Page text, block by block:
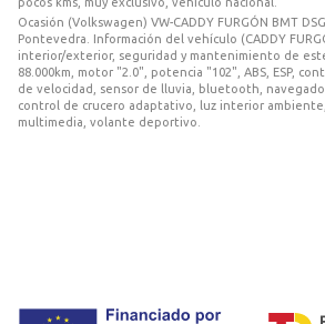
Ocasión (Volkswagen) VW-CADDY FURGÓN BMT
Pontevedra. Información del vehículo (CADDY
interior/exterior, seguridad y mantenimiento de
88.000km, motor "2.0", potencia "102", ABS, ESP,
de velocidad, sensor de lluvia, bluetooth,
control de crucero adaptativo, luz interior
multimedia, volante deportivo.